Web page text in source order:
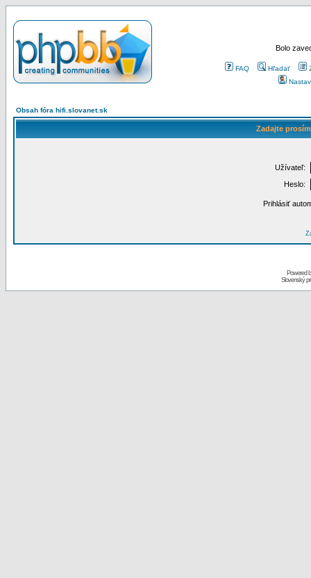
Bolo
FAQ Hľadať
Obsah fóra hifi.slovanet.sk
Zadajte
Užívateľ:
Heslo:
Prihlásiť
Powered
Slovenský